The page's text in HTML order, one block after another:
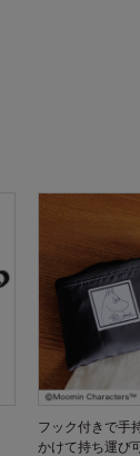
フック付きで手
かけて持ち運び